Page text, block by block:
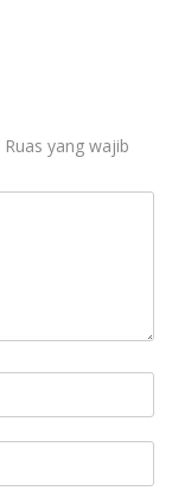
Ruas yang wajib